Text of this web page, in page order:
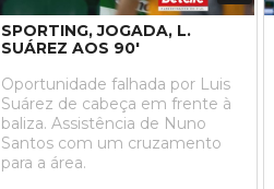
SPORTING, JOGADA, L.
SUÁREZ AOS 90'
Oportunidade falhada por Luis
Suárez de cabeça em frente à
baliza. Assistência de Nuno
Santos com um cruzamento
para a área.